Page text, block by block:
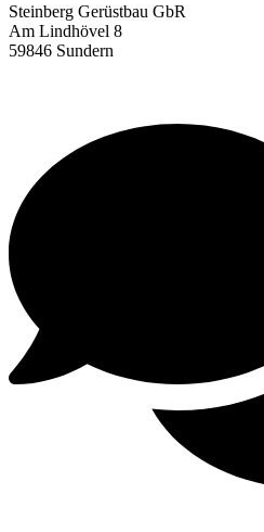
Steinberg Gerüstbau GbR
Am Lindhövel 8
59846 Sundern